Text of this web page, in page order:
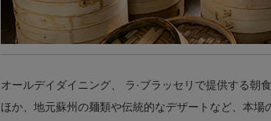
オールデイダイニング、 ラ·ブラッセリで提供する朝
ほか、地元蘇州の麺類や伝統的なデザートなど、本場